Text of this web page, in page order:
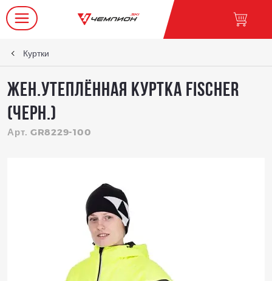
Куртки
Жен.утеплённая куртка Fischer
(черн.)
Арт. GR8229-100